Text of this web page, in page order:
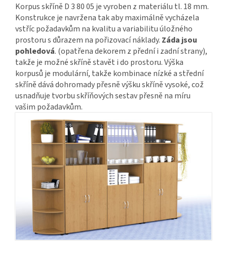
Korpus skříně D 3 80 05 je vyroben z materiálu tl. 18 mm.
Konstrukce je navržena tak aby maximálně vycházela
vstříc požadavkům na kvalitu a variabilitu úložného
prostoru s důrazem na pořizovací náklady. Záda jsou
pohledová. (opatřena dekorem z přední i zadní strany),
takže je možné skříně stavět i do prostoru. Výška
korpusů je modulární, takže kombinace nízké a střední
skříně dává dohromady přesně výšku skříně vysoké, což
usnadňuje tvorbu skříňových sestav přesně na míru
vašim požadavkům.